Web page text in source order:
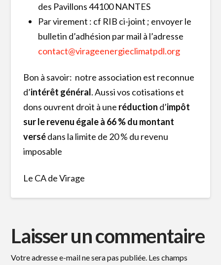
des Pavillons 44100 NANTES
Par virement : cf RIB ci-joint ; envoyer le
bulletin d’adhésion par mail à l’adresse
contact@virageenergieclimatpdl.org
Bon à savoir: notre association est reconnue
d’intérêt général. Aussi vos cotisations et
dons ouvrent droit à une réduction d’impôt
sur le revenu égale à 66 % du montant
versédans la limite de 20 % du revenu
imposable
Le CA de Virage
Laisser un commentaire
Votre adresse e-mail ne sera pas publiée. Les champs